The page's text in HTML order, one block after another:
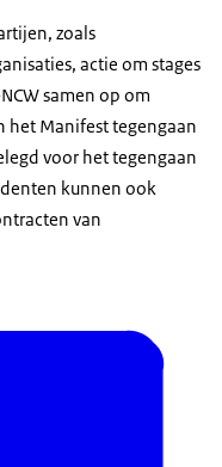
zoals
actie om stages
samen op om
het Manifest tegengaan
voor het tegengaan
kunnen ook
van